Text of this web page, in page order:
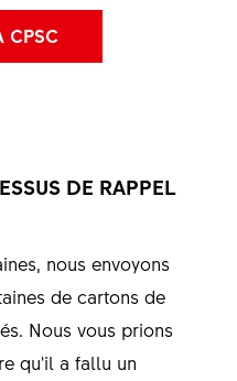
CPSC
DE RAPPEL
nous envoyons
de cartons de
Nous vous prions
qu'il a fallu un